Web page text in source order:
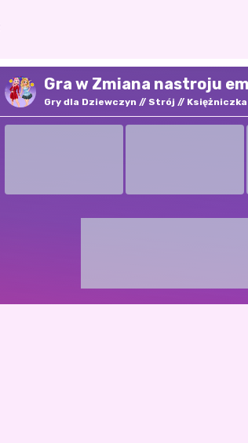
Gra w Zmiana nastroju
Gry dla Dziewczyn Strój Księżniczka